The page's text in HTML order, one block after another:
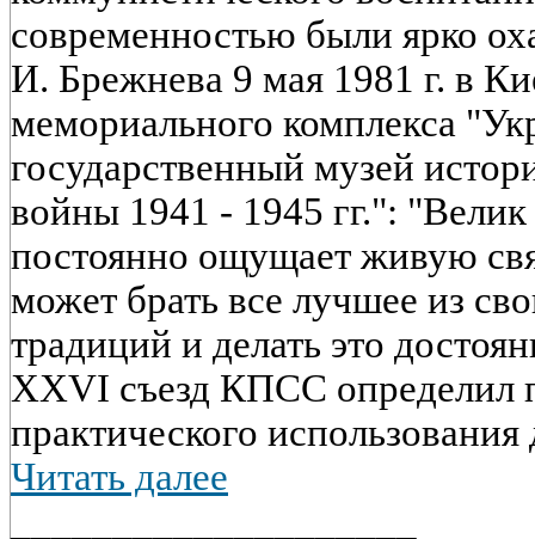
современностью были ярко
И. Брежнева 9 мая 1981 г. в
мемориального комплекса
государственный музей
войны 1941 - 1945 гг.":
постоянно ощущает живую
может брать все лучшее из
традиций и делать это
XXVI съезд КПСС определил
практического
Читать далее